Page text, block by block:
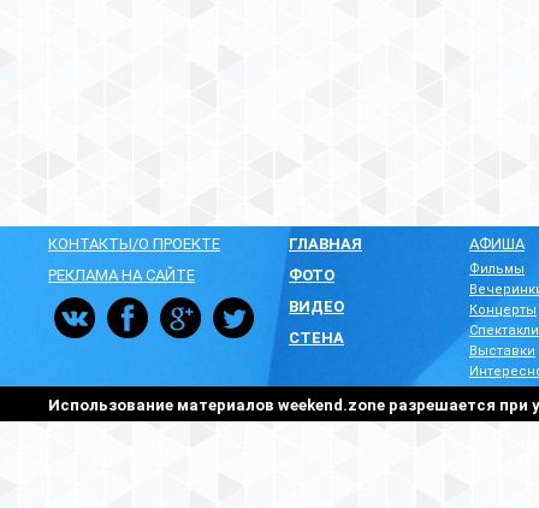
КОНТАКТЫ/О ПРОЕКТЕ
РЕКЛАМА НА САЙТЕ
ГЛАВНАЯ
ФОТО
ВИДЕО
СТЕНА
АФИША
Фильмы
Концерты
Спектакли
Выставки
Использование материалов weekend.zone разрешается